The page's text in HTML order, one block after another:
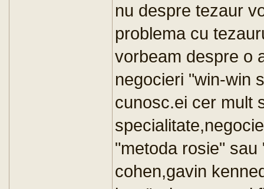
nu despre tezaur
problema cu
vorbeam despre o
negocieri "win-win
cunosc.ei cer mult
"metoda rosie"
cohen,gavin